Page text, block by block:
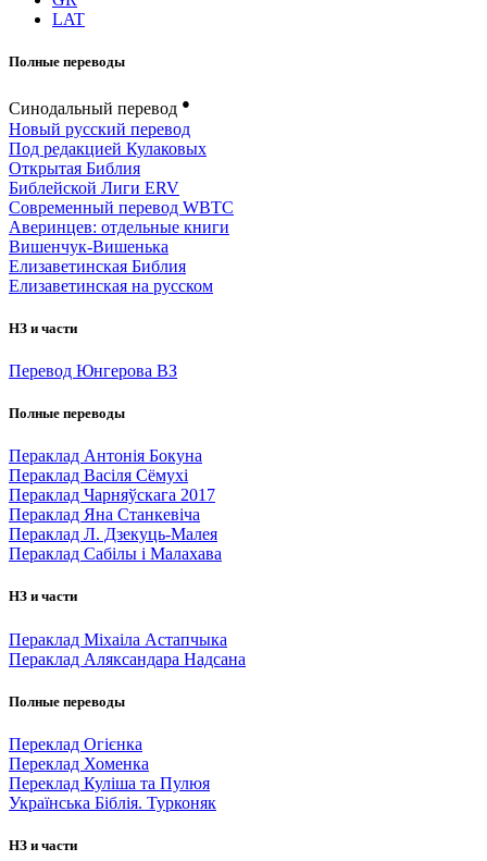
LAT
Полные переводы
Синодальный перевод ●
Новый русский перевод
Под редакцией Кулаковых
Открытая Библия
Библейской Лиги ERV
Cовременный перевод WBTC
Аверинцев: отдельные книги
Вишенчук-Вишенька
Елизаветинская Библия
Елизаветинская на русском
НЗ и части
Перевод Юнгерова ВЗ
Полные переводы
Пераклад Антонія Бокуна
Пераклад Васіля Сёмухі
Пераклад Чарняўскага 2017
Пераклад Яна Станкевіча
Пераклад Л. Дзекуць-Малея
Пераклад Сабілы і Малахава
НЗ и части
Пераклад Міхаіла Астапчыка
Пераклад Аляксандара Надсана
Полные переводы
Переклад Огієнка
Переклад Хоменка
Переклад Куліша та Пулюя
Українська Біблія. Турконяк
НЗ и части